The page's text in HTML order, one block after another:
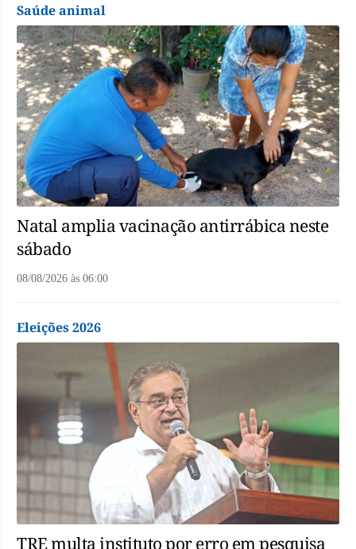
Saúde animal
Natal amplia vacinação antirrábica neste
sábado
08/08/2026 às 06:00
Eleições 2026
TRE multa instituto por erro em pesquisa